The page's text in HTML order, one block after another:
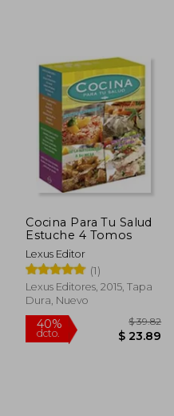
40%
dcto.
$ 55.89
Cocina Para Tu Salud
Estuche 4 Tomos
Lexus Editor
(1)
Lexus Editores, 2015, Tapa
Dura, Nuevo